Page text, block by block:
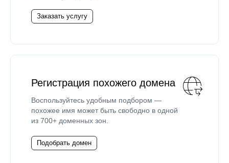
Заказать услугу
Регистрация похожего домена
Воспользуйтесь удобным подбором —
похожее имя может быть свободно в одной
из 700+ доменных зон.
Подобрать домен